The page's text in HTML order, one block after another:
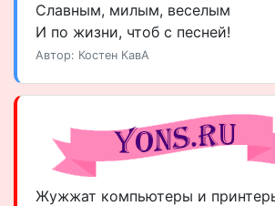
Славным, милым, веселым
И по жизни, чтоб с песней!
Автор: Костен КавА
Жужжат компьютеры и